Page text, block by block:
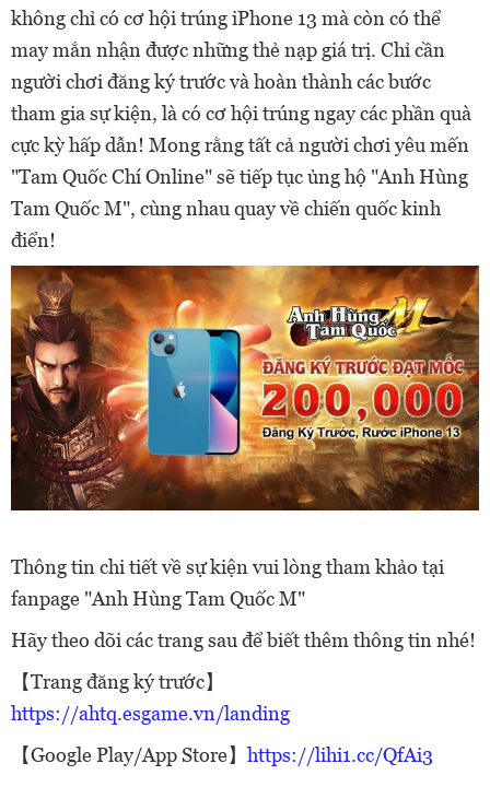
không chỉ có cơ hội trúng iPhone 13 mà còn có thể
may mắn nhận được những thẻ nạp giá trị. Chỉ cần
người chơi đăng ký trước và hoàn thành các bước
tham gia sự kiện, là có cơ hội trúng ngay các phần quà
cực kỳ hấp dẫn! Mong rằng tất cả người chơi yêu mến
"Tam Quốc Chí Online" sẽ tiếp tục ủng hộ "Anh Hùng
Tam Quốc M", cùng nhau quay về chiến quốc kinh
điển!
Thông tin chi tiết về sự kiện vui lòng tham khảo tại
fanpage "Anh Hùng Tam Quốc M"
Hãy theo dõi các trang sau để biết thêm thông tin nhé!
【Trang đăng ký trước】
https://ahtq.esgame.vn/landing
【Google Play/App Store】 https://lihi1.cc/QfAi3